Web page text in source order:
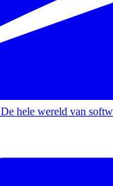
De hele wereld van